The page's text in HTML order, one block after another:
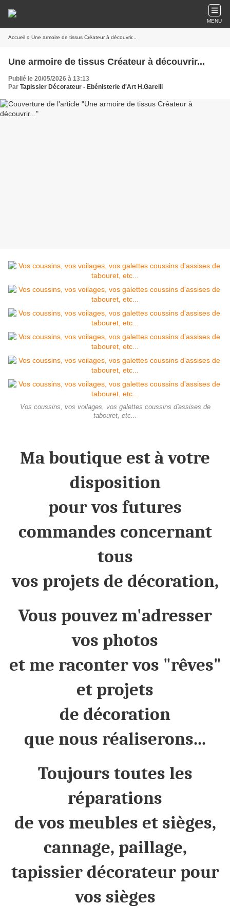
MENU
Accueil » Une armoire de tissus Créateur à découvrir...
Une armoire de tissus Créateur à découvrir...
Publié le 20/05/2026 à 13:13
Par Tapissier Décorateur - Ebénisterie d'Art H.Garelli
Vos coussins, vos voilages, vos galettes coussins d'assises de
tabouret, etc...
Ma boutique est à votre
disposition
pour vos futures
commandes concernant
tous
vos projets de décoration,
Vous pouvez m'adresser
vos photos
et me raconter vos "rêves"
et projets
de décoration
que nous réaliserons...
Toujours toutes les
réparations
de vos meubles et sièges,
cannage, paillage,
tapissier décorateur pour
vos sièges